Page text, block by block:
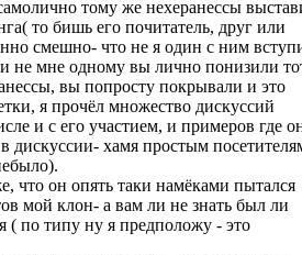
тому же нехеранессы
то бишь его почитатель, друг или
смешно- что не я один с ним
не мне одному вы лично понизили
вы попросту покрывали и это
я прочёл множество дискуссий
и с его участием, и примеров где
дискуссии- хамя простым
что он опять таки намёками пытался
мой клон- а вам ли не знать был ли
( по типу ну я предположу - это